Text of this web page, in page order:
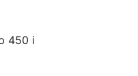
450 і